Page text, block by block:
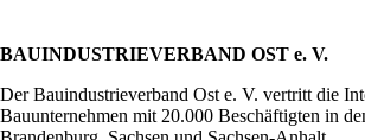
BAUINDUSTRIEVERBAND OST e. V.
Der Bauindustrieverband Ost e. V. vertritt die
Bauunternehmen mit 20.000 Beschäftigten in